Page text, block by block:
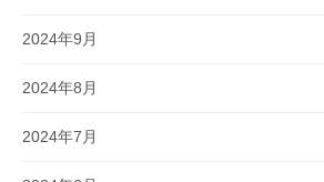
2024年9月
2024年8月
2024年7月